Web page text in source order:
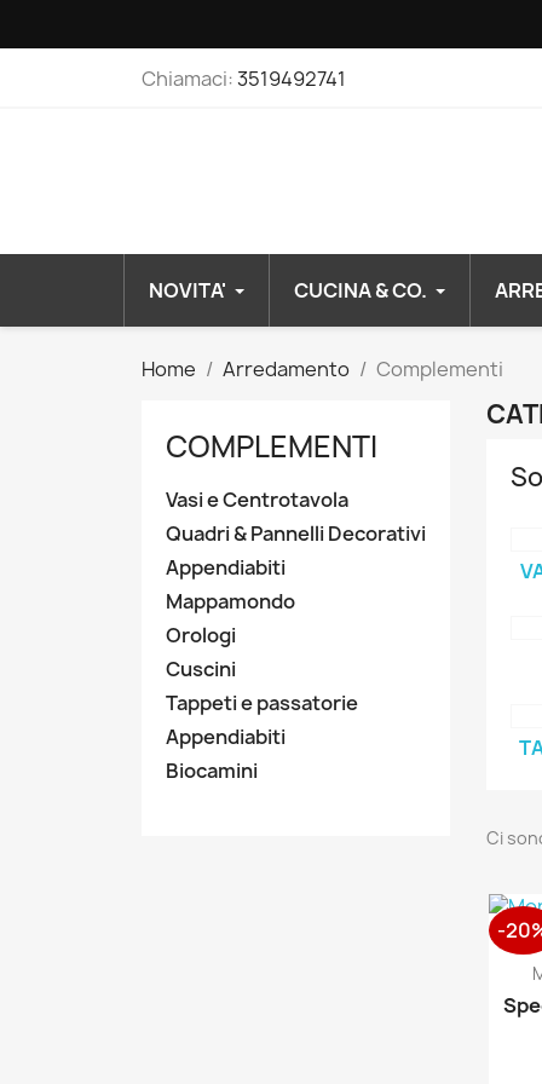
Chiamaci:3519492741
NOVITA' CUCINA & CO.
Home Arredamento Complementi
COMPLEMENTI
Vasi e Centrotavola
Quadri & Pannelli Decorativi
Appendiabiti
Mappamondo
Orologi
Cuscini
Tappeti e passatorie
Appendiabiti
Biocamini
Ci
-